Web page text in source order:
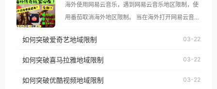
像其他音乐平台一样，出现地区及版权限制问题，且
仅能在中国大陆地区播放。 遇到这个问题的朋友们，
台湾、美国、加拿大、澳大利亚、欧洲等国家和地区
权限制所困扰。
海外使用网易云音乐，遇到网易云音乐地区限制，使
用番茄取消海外地区限制。 当在海外打开网易云音
播放”的提示语。 海外用户如香港、澳门、台湾、美
制问题，且仅能在中国大陆地区播放。 遇到这个问题
如何突破爱奇艺地域限制 03-22
如何突破喜马拉雅地域限制 03-22
如何突破优酷视频地域限制 03-22